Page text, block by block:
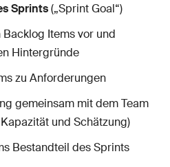
Sprints(„Sprint Goal“)
Items vor und
Hintergründe
zu Anforderungen
gemeinsam mit dem Team
und Schätzung)
Bestandteil des Sprints